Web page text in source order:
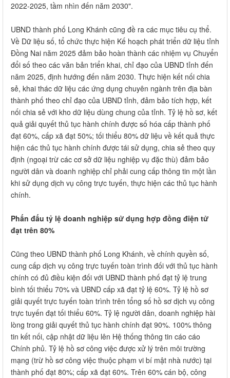
2022-2025, tầm nhìn đến năm 2030".
UBND thành phố Long Khánh cũng đề ra các mục tiêu cụ thể.
Về Dữ liệu số, tổ chức thực hiện Kế hoạch phát triển dữ liệu tỉnh
Đồng Nai năm 2025 đảm bảo hoàn thành các nhiệm vụ Chuyển
đổi số theo các văn bản triển khai, chỉ đạo của UBND tỉnh đến
năm 2025, định hướng đến năm 2030. Thực hiện kết nối chia
sẻ, khai thác dữ liệu các ứng dụng chuyên ngành trên địa bàn
thành phố theo chỉ đạo của UBND tỉnh, đảm bảo tích hợp, kết
nối chia sẻ với kho dữ liệu dùng chung của tỉnh. Tỷ lệ hồ sơ, kết
quả giải quyết thủ tục hành chính được số hóa cấp thành phố
đạt 60%, cấp xã đạt 50%; tối thiểu 80% dữ liệu về kết quả thực
hiện các thủ tục hành chính được tái sử dụng, chia sẻ theo quy
định (ngoại trừ các cơ sở dữ liệu nghiệp vụ đặc thù) đảm bảo
người dân và doanh nghiệp chỉ phải cung cấp thông tin một lần
khi sử dụng dịch vụ công trực tuyến, thực hiện các thủ tục hành
chính.
Phấn đấu tỷ lệ doanh nghiệp sử dụng hợp đồng điện tử
đạt trên 80%
Cũng theo UBND thành phố Long Khánh, về chính quyền số,
cung cấp dịch vụ công trực tuyến toàn trình đối với thủ tục hành
chính có đủ điều kiện đối với UBND thành phố đạt tỷ lệ trung
bình tối thiểu 70% và UBND cấp xã đạt tỷ lệ 60%. Tỷ lệ hồ sơ
giải quyết trực tuyến toàn trình trên tổng số hồ sơ dịch vụ công
trực tuyến đạt tối thiểu 60%. Tỷ lệ người dân, doanh nghiệp hài
lòng trong giải quyết thủ tục hành chính đạt 90%. 100% thông
tin kết nối, cập nhật dữ liệu lên Hệ thống thông tin cáo cáo
Chính phủ. Tỷ lệ hồ sơ công việc được xử lý trên môi trường
mạng (trừ hồ sơ công việc thuộc phạm vi bí mật nhà nước) tại
thành phố đạt 80%; cấp xã đạt 60%. Trên 60% cán bộ, công